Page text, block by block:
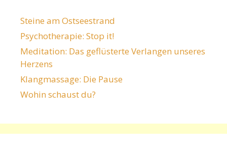
Steine am Ostseestrand
Psychotherapie: Stop it!
Meditation: Das geflüsterte Verlangen unseres
Herzens
Klangmassage: Die Pause
Wohin schaust du?